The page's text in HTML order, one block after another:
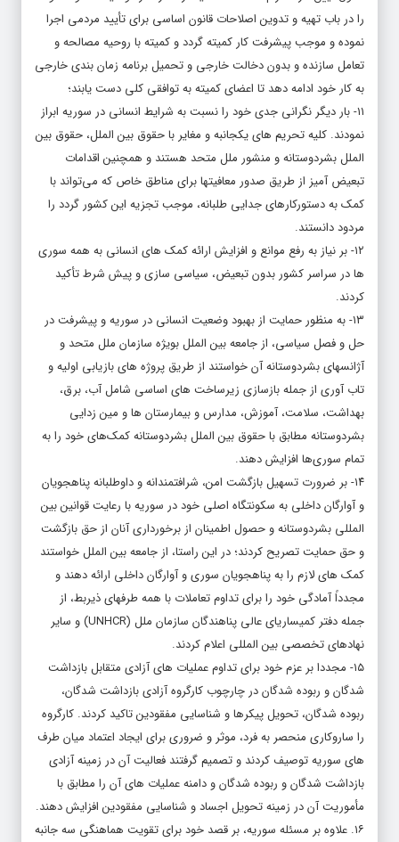
را در باب تهیه و تدوین اصلاحات قانون اساسی برای تأیید مردمی اجرا
نموده و موجب پیشرفت کار کمیته گردد و کمیته با روحیه مصالحه و
تعامل سازنده و بدون دخالت خارجی و تحمیل برنامه زمان بندی خارجی
به کار خود ادامه دهد تا اعضای کمیته به توافقی کلی دست یابند؛
۱۱- بار دیگر نگرانی جدی خود را نسبت به شرایط انسانی در سوریه ابراز
نمودند. کلیه تحریم های یکجانبه و مغایر با حقوق بین الملل، حقوق بین
الملل بشردوستانه و منشور ملل متحد هستند و همچنین اقدامات
تبعیض آمیز از طریق صدور معافیت­ها برای مناطق خاص که می‌تواند با
کمک به دستورکارهای جدایی طلبانه، موجب تجزیه این کشور گردد را
مردود دانستند.
۱۲- بر نیاز به رفع موانع و افزایش ارائه کمک های انسانی به همه سوری
ها در سراسر کشور بدون تبعیض، سیاسی سازی و پیش شرط تأکید
کردند.
۱۳- به منظور حمایت از بهبود وضعیت انسانی در سوریه و پیشرفت در
حل و فصل سیاسی، از جامعه بین­ الملل بویژه سازمان ملل متحد و
آژانس­های بشردوستانه آن خواستند از طریق پروژه های بازیابی اولیه و
تاب آوری از جمله بازسازی زیرساخت های اساسی شامل آب، برق،
بهداشت، سلامت، آموزش، مدارس و بیمارستان ها و مین زدایی
بشردوستانه مطابق با حقوق بین الملل بشردوستانه کمک­‌های خود را به
تمام سوری­‌ها افزایش دهند.
۱۴- بر ضرورت تسهیل بازگشت امن، شرافتمندانه و داوطلبانه پناهجویان
و آوارگان داخلی به سکونتگاه اصلی خود در سوریه با رعایت قوانین بین
المللی بشردوستانه و حصول اطمینان از برخورداری آنان از حق بازگشت
و حق حمایت تصریح کردند؛ در این راستا، از جامعه بین الملل خواستند
کمک های لازم را به پناهجویان سوری و آوارگان داخلی ارائه دهند و
مجدداً آمادگی خود را برای تداوم تعاملات با همه طرفهای ذیربط، از
جمله دفتر کمیساریای عالی پناهندگان سازمان ملل (UNHCR) و سایر
نهادهای تخصصی بین المللی اعلام کردند.
۱۵- مجددا بر عزم خود برای تداوم عملیات های آزادی متقابل بازداشت
شدگان و ربوده شدگان در چارچوب کارگروه آزادی بازداشت شدگان،
ربوده شدگان، تحویل پیکرها و شناسایی مفقودین تاکید کردند. کارگروه
را ساروکاری منحصر به فرد، موثر و ضروری برای ایجاد اعتماد میان طرف
های سوریه توصیف کردند و تصمیم گرفتند فعالیت آن در زمینه آزادی
بازداشت شدگان و ربوده شدگان و دامنه عملیات های آن را مطابق با
مأموریت آن در زمینه تحویل اجساد و شناسایی مفقودین افزایش دهند.
۱۶. علاوه بر مسئله سوریه، بر قصد خود برای تقویت هماهنگی سه جانبه